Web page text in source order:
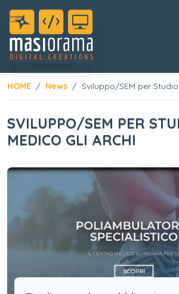
HOME News Sviluppo/SEM per
SVILUPPO/SEM PER
MEDICO GLI ARCHI